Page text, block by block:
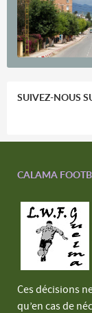
SUIVEZ-NOUS
CALAMA
Ces décisions
qu’en cas de